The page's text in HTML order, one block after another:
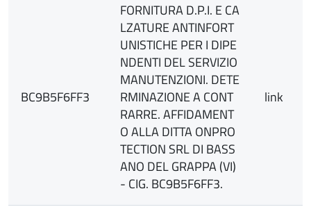
BC9B5F6FF3
FORNITURA D.P.I. E CA
LZATURE ANTINFORT
UNISTICHE PER I DIPE
NDENTI DEL SERVIZIO
MANUTENZIONI. DETE
RMINAZIONE A CONT
RARRE. AFFIDAMENT
O ALLA DITTA ONPRO
TECTION SRL DI BASS
ANO DEL GRAPPA (VI)
- CIG. BC9B5F6FF3.
link